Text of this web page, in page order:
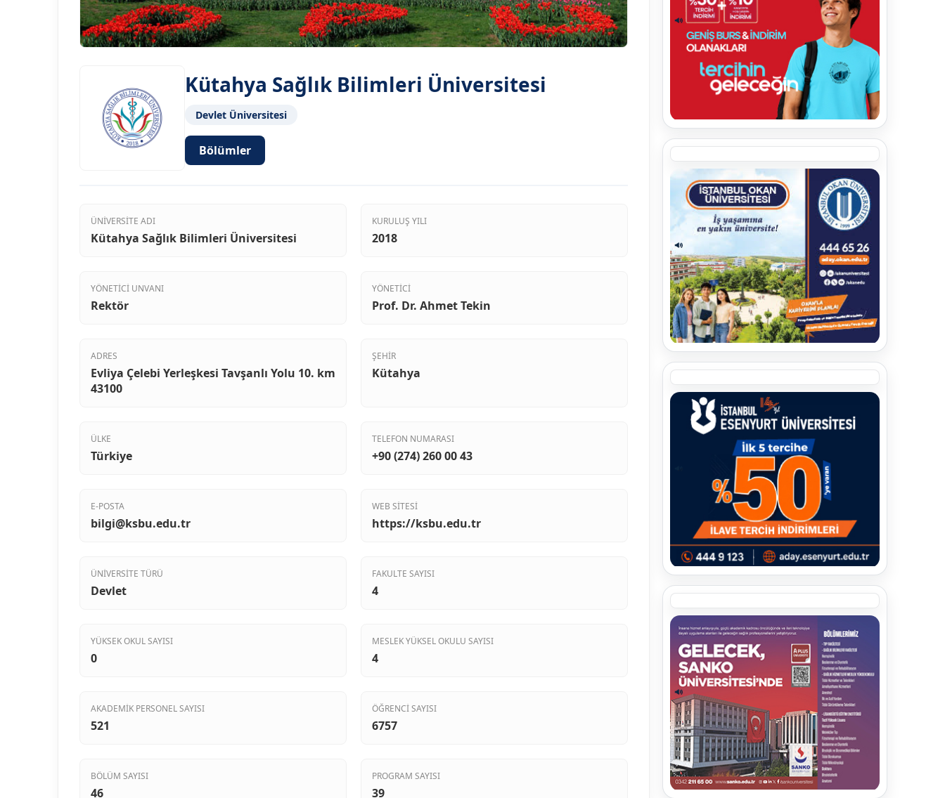
Kütahya Sağlık Bilimleri Üniversitesi
Devlet Üniversitesi
Bölümler
ÜNIVERSITE ADI
Kütahya Sağlık Bilimleri Üniversitesi
KURULUŞ YILI
2018
YÖNETICI UNVANI
Rektör
YÖNETICI
Prof. Dr. Ahmet Tekin
ADRES
Evliya Çelebi Yerleşkesi Tavşanlı Yolu 10. km
43100
ŞEHIR
Kütahya
ÜLKE
Türkiye
TELEFON NUMARASI
+90 (274) 260 00 43
E-POSTA
bilgi@ksbu.edu.tr
WEB SITESI
https://ksbu.edu.tr
ÜNIVERSITE TÜRÜ
Devlet
FAKULTE SAYISI
4
YÜKSEK OKUL SAYISI
0
MESLEK YÜKSEL OKULU SAYISI
4
AKADEMIK PERSONEL SAYISI
521
ÖĞRENCI SAYISI
6757
BÖLÜM SAYISI
46
PROGRAM SAYISI
39